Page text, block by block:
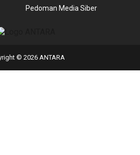
Pedoman Media Siber
© 2026 ANTARA